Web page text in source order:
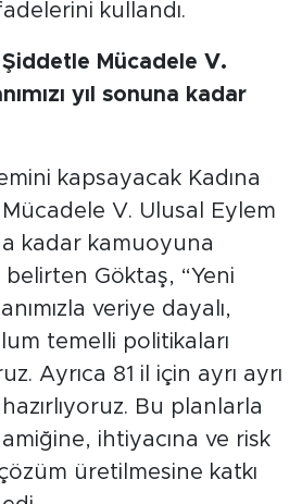
kullandı.
Şiddetle Mücadele V.
yıl sonuna kadar
kapsayacak Kadına
V. Ulusal Eylem
kadar kamuoyuna
belirten Göktaş, “Yeni
veriye dayalı,
temelli politikaları
Ayrıca 81 il için ayrı ayrı
hazırlıyoruz. Bu planlarla
ihtiyacına ve risk
üretilmesine katkı